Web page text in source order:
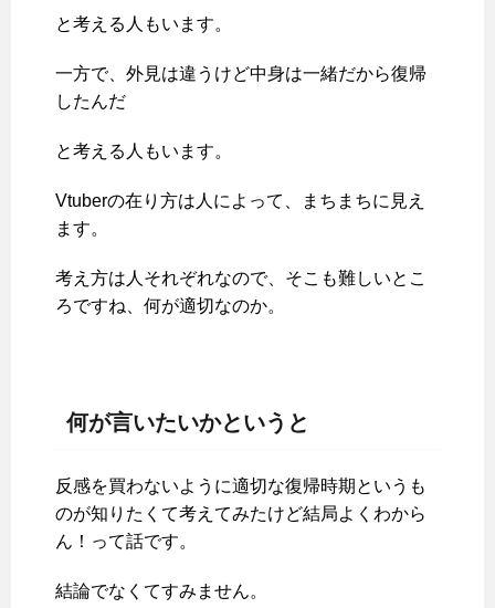
と考える人もいます。
一方で、外見は違うけど中身は一緒だから復帰
したんだ
と考える人もいます。
Vtuberの在り方は人によって、まちまちに見え
ます。
考え方は人それぞれなので、そこも難しいとこ
ろですね、何が適切なのか。
何が言いたいかというと
反感を買わないように適切な復帰時期というも
のが知りたくて考えてみたけど結局よくわから
ん！って話です。
結論でなくてすみません。